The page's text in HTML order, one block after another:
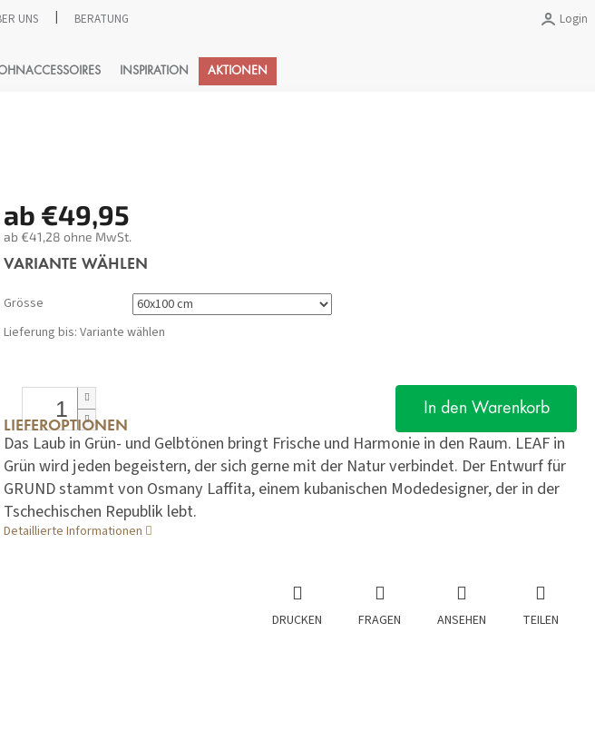
UNS BERATUNG Login
Warenkorb
INSPIRATION AKTIONEN
ab €49,95
ab €41,28 ohne MwSt.
Verkaufspreis:
VARIANTE WÄHLEN
Grösse
Lieferung bis: Variante wählen
LIEFEROPTIONEN
In den Warenkorb
Das Laub in Grün- und Gelbtönen bringt Frische und Harmonie in den Raum. LEAF in
Grün wird jeden begeistern, der sich gerne mit der Natur verbindet. Der Entwurf für
GRUND stammt von Osmany Laffita, einem kubanischen Modedesigner, der in der
Tschechischen Republik lebt.
Detaillierte Informationen
DRUCKEN FRAGEN ANSEHEN TEILEN